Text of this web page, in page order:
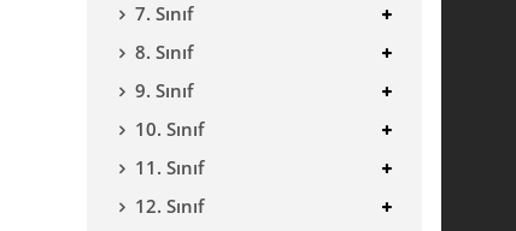
12. Sınıf Videoları
7. Sınıf
8. Sınıf
9. Sınıf
10. Sınıf
11. Sınıf
12. Sınıf